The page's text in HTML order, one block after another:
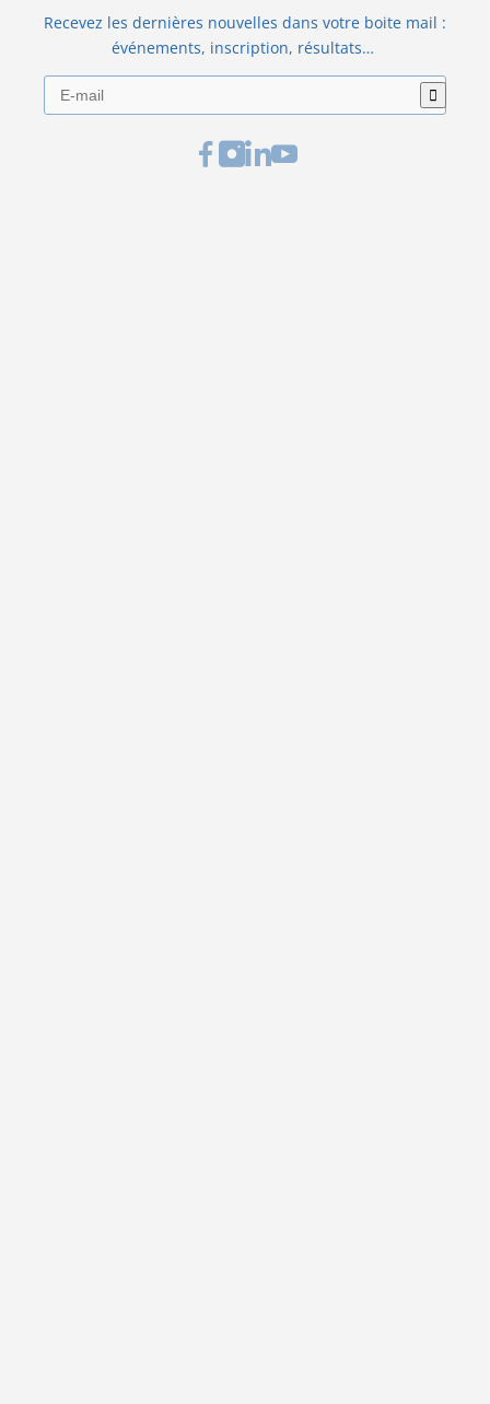
Recevez les dernières nouvelles dans votre boite mail :
événements, inscription, résultats…
